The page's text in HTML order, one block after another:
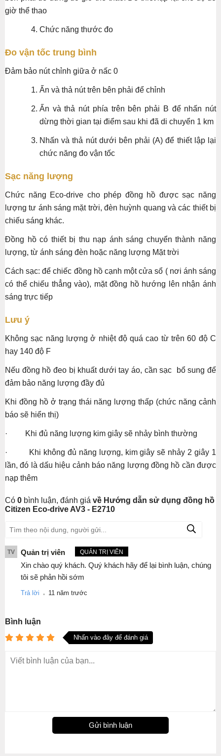
giờ thể thao
Chức năng thước đo
Đo vận tốc trung bình
Đảm bảo nút chỉnh giữa ở nấc 0
Ấn và thả nút trên bên phải để chỉnh
Ấn và thả nút phía trên bên phải B để nhấn nút
dừng thời gian tại điểm sau khi đã di chuyển 1 km
Nhấn và thả nút dưới bên phải (A) để thiết lập lại
chức năng đo vận tốc
Sạc năng lượng
Chức năng Eco-drive cho phép đồng hồ được sạc năng
lượng tư ánh sáng mặt trời, đèn huỳnh quang và các thiết bị
chiếu sáng khác.
Đồng hồ có thiết bị thu nạp ánh sáng chuyển thành năng
lượng, từ ánh sáng đèn hoặc năng lượng Mặt trời
Cách sạc: để chiếc đồng hồ cạnh một cửa sổ ( nơi ánh sáng
có thể chiếu thẳng vào), mặt đồng hồ hướng lên nhận ánh
sáng trực tiếp
Lưu ý
Không sạc năng lượng ở nhiệt độ quá cao từ trên 60 độ C
hay 140 độ F
Nếu đồng hồ đeo bị khuất dưới tay áo, cần sạc bổ sung để
đảm bảo năng lượng đầy đủ
Khi đồng hồ ở trạng thái năng lượng thấp (chức năng cảnh
báo sẽ hiển thị)
· Khi đủ năng lượng kim giây sẽ nhảy bình thường
· Khi không đủ năng lượng, kim giây sẽ nhảy 2 giây 1
lần, đó là dấu hiệu cảnh báo năng lượng đồng hồ cần được
nạp thêm
Có 0 bình luận, đánh giá về Hướng dẫn sử dụng đồng hồ
Citizen Eco-drive AV3 - E2710
TV Quản trị viên QUẢN TRỊ VIÊN
Xin chào quý khách. Quý khách hãy để lại bình luận, chúng
tôi sẽ phản hồi sớm
Trả lời . 11 năm trước
Bình luận
Nhấn vào đây để đánh giá
Gửi bình luận